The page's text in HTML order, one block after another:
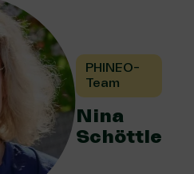
PHINEO-
Team
Nina
Schöttle